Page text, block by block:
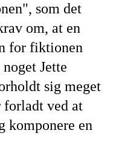
som det
om, at en
for fiktionen
Jette
sig meget
forladt ved at
komponere en